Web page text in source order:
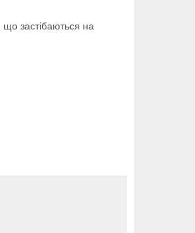
що застібаються на